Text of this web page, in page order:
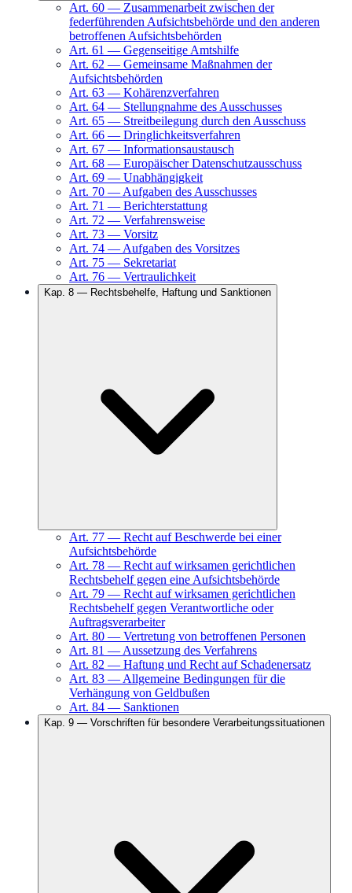
Art. 60 — Zusammenarbeit zwischen der
federführenden Aufsichtsbehörde und den anderen
betroffenen Aufsichtsbehörden
Art. 61 — Gegenseitige Amtshilfe
Art. 62 — Gemeinsame Maßnahmen der
Aufsichtsbehörden
Art. 63 — Kohärenzverfahren
Art. 64 — Stellungnahme des Ausschusses
Art. 65 — Streitbeilegung durch den Ausschuss
Art. 66 — Dringlichkeitsverfahren
Art. 67 — Informationsaustausch
Art. 68 — Europäischer Datenschutzausschuss
Art. 69 — Unabhängigkeit
Art. 70 — Aufgaben des Ausschusses
Art. 71 — Berichterstattung
Art. 72 — Verfahrensweise
Art. 73 — Vorsitz
Art. 74 — Aufgaben des Vorsitzes
Art. 75 — Sekretariat
Art. 76 — Vertraulichkeit
Kap. 8 — Rechtsbehelfe, Haftung und Sanktionen
Art. 77 — Recht auf Beschwerde bei einer
Aufsichtsbehörde
Art. 78 — Recht auf wirksamen gerichtlichen
Rechtsbehelf gegen eine Aufsichtsbehörde
Art. 79 — Recht auf wirksamen gerichtlichen
Rechtsbehelf gegen Verantwortliche oder
Auftragsverarbeiter
Art. 80 — Vertretung von betroffenen Personen
Art. 81 — Aussetzung des Verfahrens
Art. 82 — Haftung und Recht auf Schadenersatz
Art. 83 — Allgemeine Bedingungen für die
Verhängung von Geldbußen
Art. 84 — Sanktionen
Kap. 9 — Vorschriften für besondere Verarbeitungssituationen